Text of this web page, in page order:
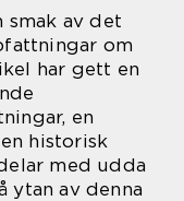
smak av det
om
har gett en
en
historisk
med udda
ytan av denna